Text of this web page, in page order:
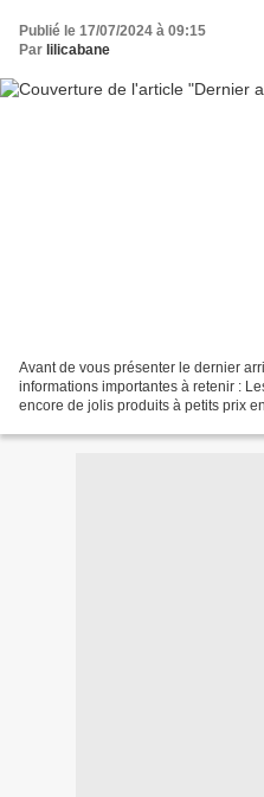
Publié le 17/07/2024 à 09:15
Par lilicabane
Avant de vous présenter le dernier
informations importantes à retenir :
encore de jolis produits à petits prix